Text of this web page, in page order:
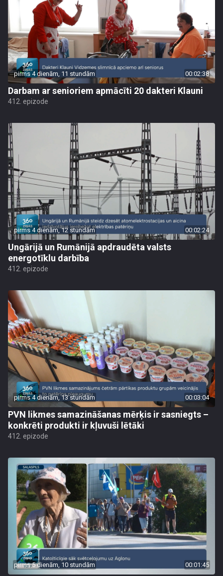
pirms 4 dienām, 11 stundām 00:02:38
Darbam ar senioriem apmācīti 20 dakteri Klauni
412. epizode
pirms 4 dienām, 12 stundām 00:02:24
Ungārijā un Rumānijā apdraudēta valsts
energotīklu darbība
412. epizode
pirms 4 dienām, 13 stundām 00:03:04
PVN likmes samazināšanas mērķis ir sasniegts –
konkrēti produkti ir kļuvuši lētāki
412. epizode
pirms 5 dienām, 10 stundām 00:01:45